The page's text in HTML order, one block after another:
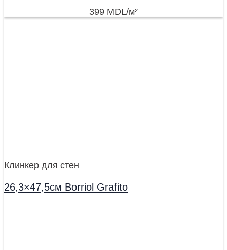
399 MDL/м²
Клинкер для стен
26,3×47,5см Borriol Grafito